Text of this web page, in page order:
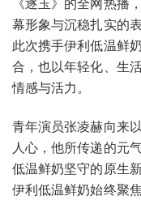
幕形象与沉稳扎实的
此次携手伊利低温鲜
合，也以年轻化、生
情感与活力。
青年演员张凌赫向来
人心，他所传递的元
低温鲜奶坚守的原生
伊利低温鲜奶始终聚